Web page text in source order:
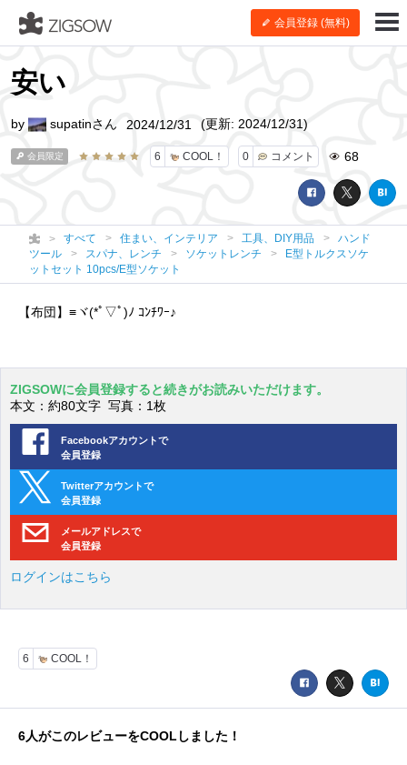
会員登録 (無料)
安い
会員限定 6 COOL！ 0 コメント 68
by supatinさん 2024/12/31 (更新: 2024/12/31)
すべて 住まい、インテリア 工具、DIY用品
ハンド
ツール
スパナ、レンチ ソケットレンチ
E型トルクスソケ
ットセット 10pcs/E型ソケット
【布団】≡ヾ(*ﾟ▽ﾟ)ﾉ ｺﾝﾁﾜｰ♪
ZIGSOWに会員登録すると続きがお読みいただけます。
本文：約80文字 写真：1枚
Facebookアカウントで
会員登録
Twitterアカウントで
会員登録
メールアドレスで
会員登録
ログインはこちら
6 COOL！
6人がこのレビューをCOOLしました！